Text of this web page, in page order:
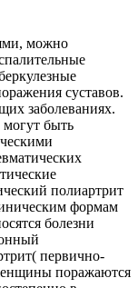
можно
суставов.
заболеваниях.
могут быть
полиартрит
формам
болезни
первично-
поражаются